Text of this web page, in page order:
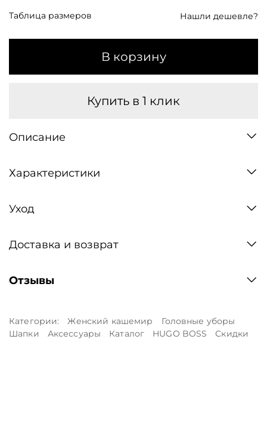
Таблица размеров Нашли дешевле?
В корзину
Купить в 1 клик
Описание
Характеристики
Уход
Доставка и возврат
Отзывы
Категории: Женский кашемир
Головные уборы
Шапки
Аксессуары Каталог HUGO BOSS Скидки